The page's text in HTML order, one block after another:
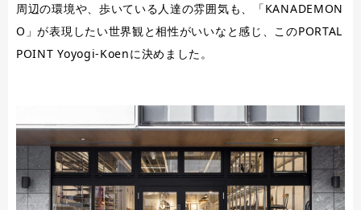
周辺の環境や、歩いている人達の雰囲気も、「KANADEMON
O」が表現したい世界観と相性がいいなと感じ、このPORTAL
POINT Yoyogi-Koenに決めました。